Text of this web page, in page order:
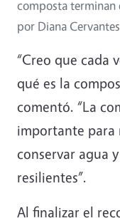
composta terminan
por Diana Cervantes
“Creo que cada
qué es la
comentó. “La
importante para
conservar agua
resilientes”.
Al finalizar el